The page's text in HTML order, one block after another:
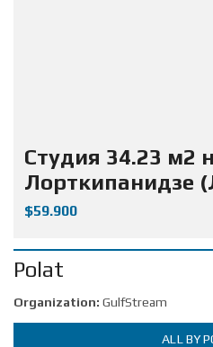
Студия 34.23 м2
Лорткипанидзе
$59.900
Polat
Organization: GulfStream
ALL BY